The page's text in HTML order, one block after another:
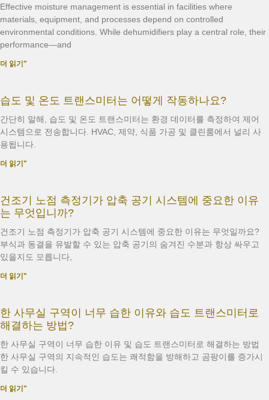
Effective moisture management is essential in facilities where
materials, equipment, and processes depend on controlled
environmental conditions. While dehumidifiers play a central role, their
performance—and
더 읽기"
습도 및 온도 트랜스미터는 어떻게 작동하나요?
간단히 말해, 습도 및 온도 트랜스미터는 환경 데이터를 측정하여 제어
시스템으로 전송합니다. HVAC, 제약, 식품 가공 및 클린룸에서 널리 사
용됩니다.
더 읽기"
건조기 노점 측정기가 압축 공기 시스템에 중요한 이유
는 무엇입니까?
건조기 노점 측정기가 압축 공기 시스템에 중요한 이유는 무엇일까요?
부식과 동결을 유발할 수 있는 압축 공기의 숨겨진 수분과 항상 싸우고
있을지도 모릅니다,
더 읽기"
한 사무실 구역이 너무 습한 이유와 습도 트랜스미터로
해결하는 방법?
한 사무실 구역이 너무 습한 이유 및 습도 트랜스미터로 해결하는 방법
한 사무실 구역의 지속적인 습도는 쾌적함을 방해하고 곰팡이를 증가시
킬 수 있습니다.
더 읽기"